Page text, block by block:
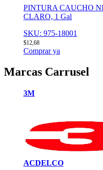
PINTURA CAUCHO
CLARO, 1 Gal
SKU: 975-18001
$12,68
Comprar ya
Marcas Carrusel
3M
ACDELCO